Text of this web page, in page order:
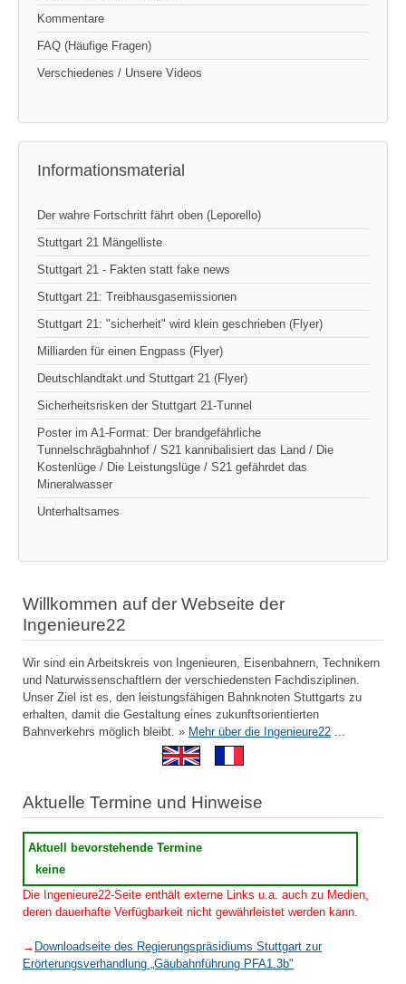
Kommentare
FAQ (Häufige Fragen)
Verschiedenes / Unsere Videos
Informationsmaterial
Der wahre Fortschritt fährt oben (Leporello)
Stuttgart 21 Mängelliste
Stuttgart 21 - Fakten statt fake news
Stuttgart 21: Treibhausgasemissionen
Stuttgart 21: "sicherheit" wird klein geschrieben (Flyer)
Milliarden für einen Engpass (Flyer)
Deutschlandtakt und Stuttgart 21 (Flyer)
Sicherheitsrisken der Stuttgart 21-Tunnel
Poster im A1-Format: Der brandgefährliche
Tunnelschrägbahnhof / S21 kannibalisiert das Land / Die
Kostenlüge / Die Leistungslüge / S21 gefährdet das
Mineralwasser
Unterhaltsames
Willkommen auf der Webseite der
Ingenieure22
Wir sind ein Arbeitskreis von Ingenieuren, Eisenbahnern, Technikern
und Naturwissenschaftlern der verschiedensten Fachdisziplinen.
Unser Ziel ist es, den leistungsfähigen Bahnknoten Stuttgarts zu
erhalten, damit die Gestaltung eines zukunftsorientierten
Bahnverkehrs möglich bleibt. » Mehr über die Ingenieure22
Aktuelle Termine und Hinweise
Aktuell bevorstehende Termine
keine
Die Ingenieure22-Seite enthält externe Links u.a. auch zu Medien,
deren dauerhafte Verfügbarkeit nicht gewährleistet werden kann.
→ Downloadseite des Regierungspräsidiums Stuttgart zur
Erörterungsverhandlung „Gäubahnführung PFA1.3b"